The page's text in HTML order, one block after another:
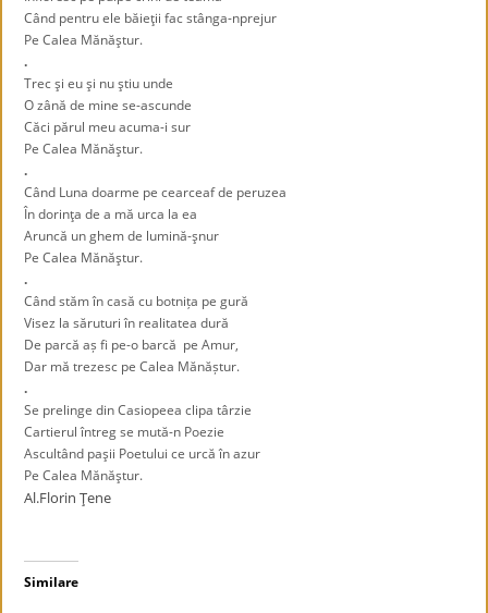
Când pentru ele băieţii fac stânga-nprejur
Pe Calea Mănăştur.
.
Trec şi eu şi nu ştiu unde
O zână de mine se-ascunde
Căci părul meu acuma-i sur
Pe Calea Mănăştur.
.
Când Luna doarme pe cearceaf de peruzea
În dorinţa de a mă urca la ea
Aruncă un ghem de lumină-şnur
Pe Calea Mănăştur.
.
Când stăm în casă cu botnița pe gură
Visez la săruturi în realitatea dură
De parcă aș fi pe-o barcă pe Amur,
Dar mă trezesc pe Calea Mănăștur.
.
Se prelinge din Casiopeea clipa târzie
Cartierul întreg se mută-n Poezie
Ascultând paşii Poetului ce urcă în azur
Pe Calea Mănăştur.
Al.Florin Ţene
Similare